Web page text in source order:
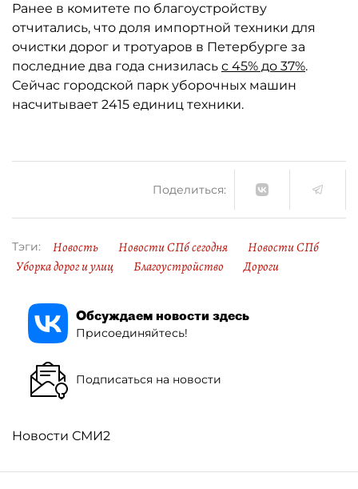
Ранее в комитете по благоустройству
отчитались, что доля импортной техники для
очистки дорог и тротуаров в Петербурге за
последние два года снизилась с 45% до 37%.
Сейчас городской парк уборочных машин
насчитывает 2415 единиц техники.
Поделиться:
Тэги: Новость Новости СПб сегодня
Новости СПб
Уборка дорог и улиц
Благоустройство Дороги
Обсуждаем новости здесь
Присоединяйтесь!
Подписаться на новости
Новости СМИ2